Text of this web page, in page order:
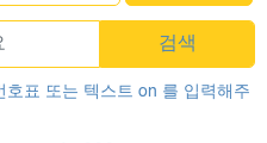
검색
표 또는 텍스트 on 를 입력해주